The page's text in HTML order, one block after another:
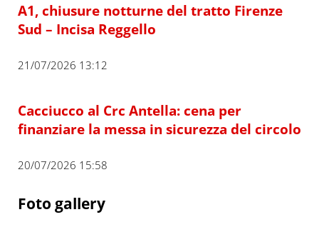
A1, chiusure notturne del tratto Firenze
Sud – Incisa Reggello
21/07/2026 13:12
Cacciucco al Crc Antella: cena per
finanziare la messa in sicurezza del circolo
20/07/2026 15:58
Foto gallery